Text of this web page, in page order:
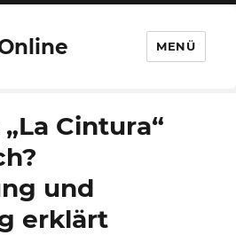
MENÜ
Cintura“
und
erklärt